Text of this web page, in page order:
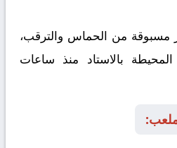
مسبوقة من الحماس والترقب،
بالاستاد منذ ساعات